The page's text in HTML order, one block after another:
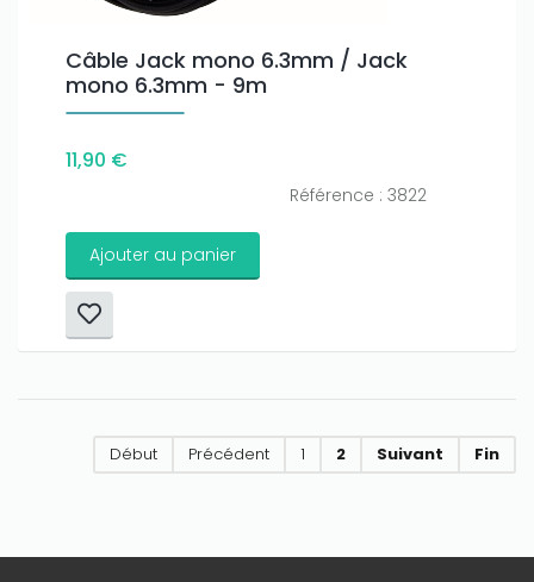
Câble Jack mono 6.3mm / Jack
mono 6.3mm - 9m
11,90 €
Référence : 3822
Ajouter au panier
Début Précédent 1 2 Suivant Fin